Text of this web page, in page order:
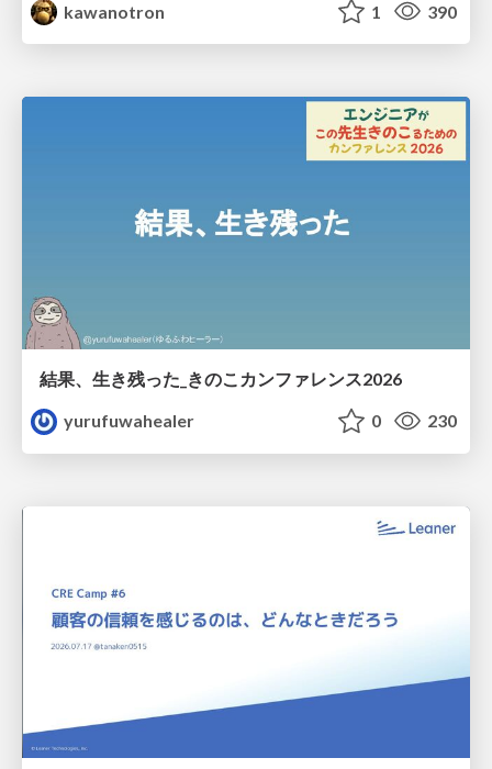
kawanotron
1 390
結果、生き残った_きのこカンファレンス2026
yurufuwahealer
0 230